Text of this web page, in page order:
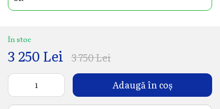
În stoc
3 250 Lei 3 750 Lei
Adaugă în coș